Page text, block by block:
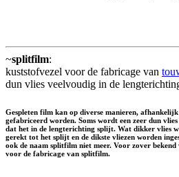
~splitfilm:
kuststofvezel voor de fabricage van
dun vlies veelvoudig in de
Gespleten film kan op diverse manieren,
gefabriceerd worden. Soms wordt een zeer dun
dat het in de lengterichting splijt. Wat dikker vlies
gerekt tot het splijt en de dikste vliezen worden
ook de naam splitfilm niet meer. Voor zover
voor de fabricage van splitfilm.